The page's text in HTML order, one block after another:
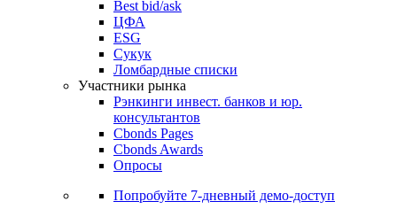
Ближайшие размещения (Россия)
Специальные разделы
Кривые доходности
Best bid/ask
ЦФА
ESG
Сукук
Ломбардные списки
Участники рынка
Рэнкинги инвест. банков и юр.
Cbonds Pages